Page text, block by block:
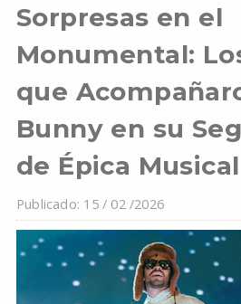
Sorpresas en el
Monumental:
que
Bunny en su
de Épica Musical
Publicado: 15 / 02 /2026